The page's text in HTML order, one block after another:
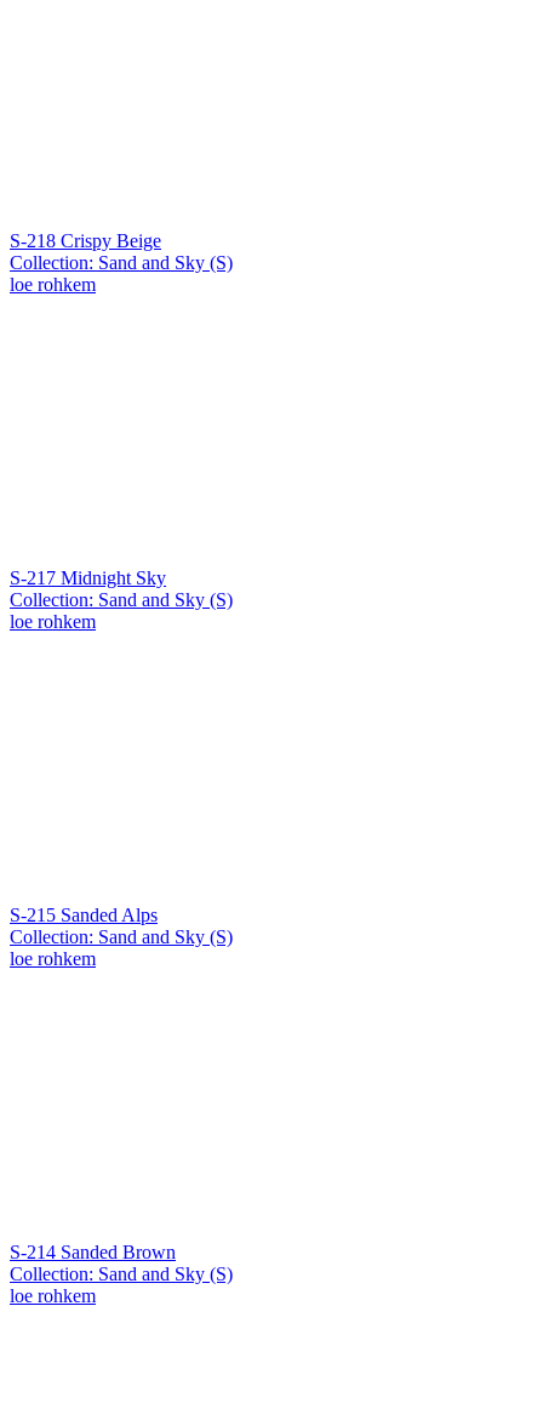
S-218 Crispy Beige
Collection: Sand and Sky (S)
loe rohkem
S-217 Midnight Sky
Collection: Sand and Sky (S)
loe rohkem
S-215 Sanded Alps
Collection: Sand and Sky (S)
loe rohkem
S-214 Sanded Brown
Collection: Sand and Sky (S)
loe rohkem